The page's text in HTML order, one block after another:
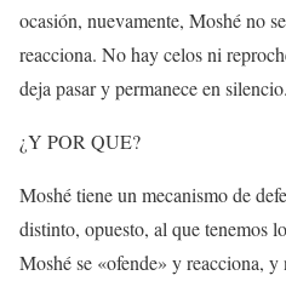
ocasión, nuevamente, Moshé no
reacciona. No hay celos ni
deja pasar y permanece en silencio.
¿Y POR QUE?
Moshé tiene un mecanismo de
distinto, opuesto, al que tenemos
Moshé se «ofende» y reacciona, y